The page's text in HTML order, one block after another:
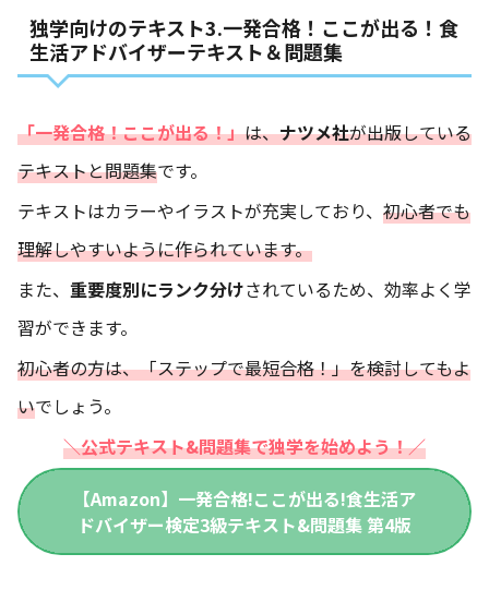
独学向けのテキスト3.一発合格！ここが出る！食
生活アドバイザーテキスト＆問題集
「一発合格！ここが出る！」は、ナツメ社が出版している
テキストと問題集です。
テキストはカラーやイラストが充実しており、 初心者でも
理解しやすいように作られています。
また、 重要度別にランク分けされているため、効率よく学
習ができます。
初心者の方は、「ステップで最短合格！」を検討してもよ
いでしょう。
＼公式テキスト&問題集で独学を始めよう！／
【Amazon】一発合格!ここが出る!食生活ア
ドバイザー検定3級テキスト&問題集 第4版